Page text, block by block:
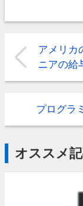
アメリカ
ニアの給
プログラ
オススメ